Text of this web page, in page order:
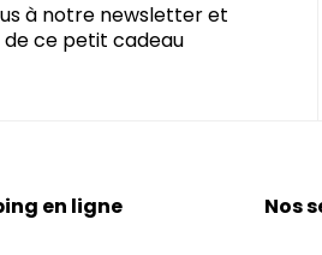
à notre newsletter et
ce petit cadeau
en ligne Nos